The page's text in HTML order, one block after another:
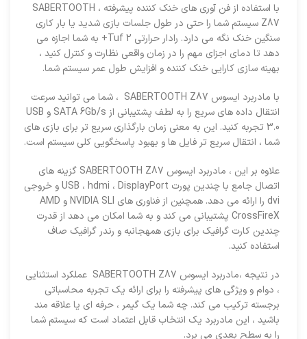
با استفاده از فن آوری های خنک کننده پیشرفته ، SABERTOOTH
Z87 سیستم شما را حتی در طول جلسات بازی شدید یا بار کاری
سنگین خنک نگه می دارد. رادار حرارتی Tuf 2+ به شما اجازه می
دهد تا دمای اجزای مهم را در زمان واقعی نظارت و کنترل کنید ،
بهینه سازی کارایی خنک کننده و افزایش طول عمر سیستم شما.
با مادربرد ایسوس SABERTOOTH Z87 ، شما می توانید سرعت
انتقال داده های سریع را به لطف پشتیبانی از SATA 6Gb/s و USB
3.0 تجربه کنید. این به معنی زمان بارگذاری سریع تر برای بازی های
شما ، انتقال سریع تر فایل ها و بهبود پاسخگویی کلی سیستم است.
علاوه بر این ، مادربرد ایسوس SABERTOOTH Z87 گزینه های
اتصال جامع با چندین پورت USB ، hdmi ، DisplayPort و خروجی
dvi را ارائه می دهد. همچنین از فناوری های NVIDIA SLI و AMD
CrossFireX پشتیبانی می کند و به شما امکان می دهد از قدرت
چندین کارت گرافیک برای بازی همهجانبه و رندر گرافیک صاف
استفاده کنید.
در نتیجه ،مادربرد ایسوس SABERTOOTH Z87 عملکرد استثنایی
، دوام و ویژگی های پیشرفته را برای ارائه یک تجربه محاسباتی
برجسته ترکیب می کند. چه شما یک گیمر ، حرفه ای یا علاقه مند
باشید ، این مادربرد یک انتخاب قابل اعتماد است که سیستم شما
را به سطح بعدی می برد.